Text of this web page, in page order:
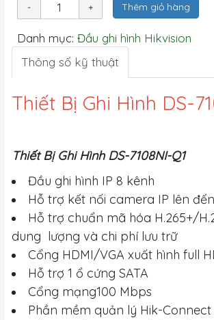
Thêm giỏ hàng
Danh mục: Đầu ghi hình Hikvision
Thông số kỹ thuật
Thiết Bị Ghi Hình DS-
Thiết Bị Ghi Hình DS-7108NI-Q1
Đầu ghi hình IP 8 kênh
Hỗ trợ kết nối camera IP lên
Hỗ trợ chuẩn mã hóa H.265+/
dung lượng và chi phí lưu trữ
Cổng HDMI/VGA xuất hình full
Hỗ trợ 1 ổ cứng SATA
Cổng mạng100 Mbps
Phần mềm quản lý Hik-Connect